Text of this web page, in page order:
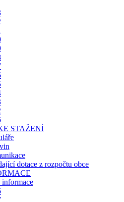
STAŽENÍ
dotace z rozpočtu obce
informace